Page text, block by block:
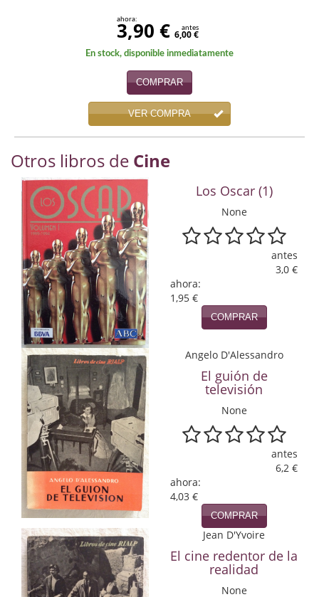
Guerra Civil Española
Historia
historia
Infantil y juvenil
Infantil y juvenil. Nuevo!!
Infantil y juvenil. Nuevo!!!
Informática
Literatura fantástica
Literatura hispanoamericana
Local
Mafia y espionaje
Matemáticas
Medicina
Música
ahora:
3,90 € antes
6,00 €
En stock, disponible inmediatamente
COMPRAR
VER COMPRA
Otros libros de Cine
Los Oscar (1)
None
antes
3,0 €
ahora:
1,95 €
COMPRAR
Angelo D'Alessandro
El guión de
televisión
None
antes
6,2 €
ahora:
4,03 €
COMPRAR
Jean D'Yvoire
El cine redentor de la
realidad
None